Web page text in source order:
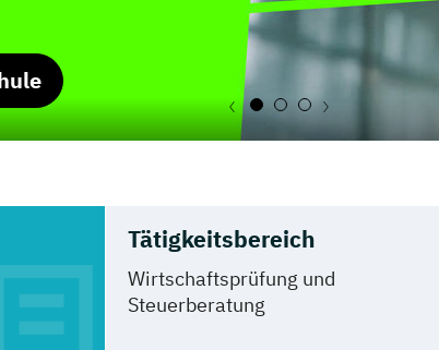
Tätigkeitsbereich
Wirtschaftsprüfung und
Steuerberatung